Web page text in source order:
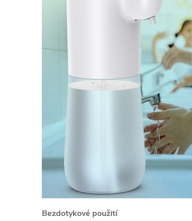
Bezdotykové použití